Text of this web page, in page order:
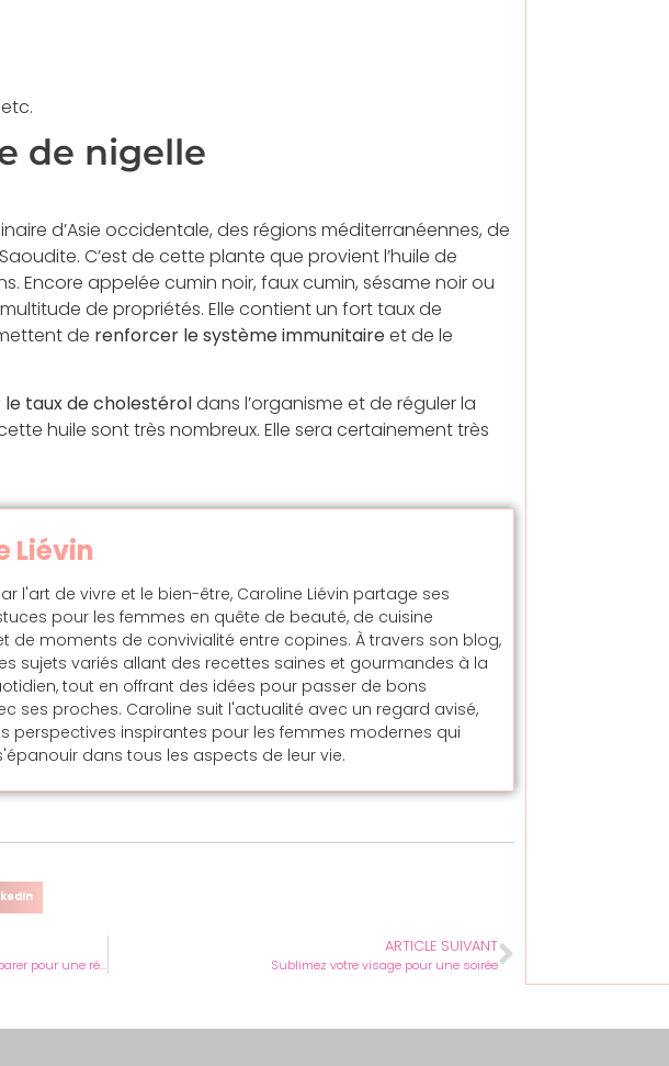
de nigelle
d’Asie occidentale, des régions méditerranéennes, de
C’est de cette plante que provient l’huile de
Encore appelée cumin noir, faux cumin, sésame noir ou
de propriétés. Elle contient un fort taux de
de renforcer le système immunitaireet de le
le taux de cholestéroldans l’organisme et de réguler la
huile sont très nombreux. Elle sera certainement très
Liévin
l'art de vivre et le bien-être, Caroline Liévin partage ses
pour les femmes en quête de beauté, de cuisine
de moments de convivialité entre copines. À travers son blog,
sujets variés allant des recettes saines et gourmandes à la
tout en offrant des idées pour passer de bons
ses proches. Caroline suit l'actualité avec un regard avisé,
perspectives inspirantes pour les femmes modernes qui
dans tous les aspects de leur vie.
Des amuse-bouches végétariens faciles à préparer pour une réunion de club de lecture
ARTICLE SUIVANT
Sublimez votre visage pour une soirée